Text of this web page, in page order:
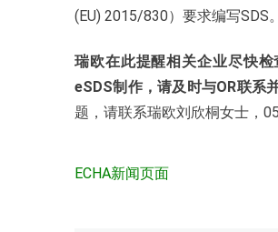
(EU) 2015/830）要求编写SDS。
瑞欧在此提醒相关企业尽快
eSDS制作，请及时与OR联系
题，请联系瑞欧刘欣桐女士，
ECHA新闻页面